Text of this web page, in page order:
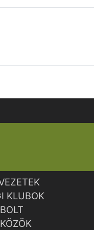
KLUBOK